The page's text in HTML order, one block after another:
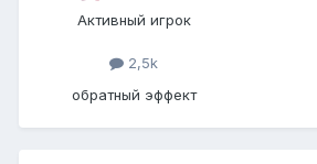
Активный игрок
2,5k
обратный эффект